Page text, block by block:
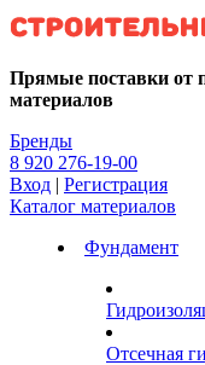
Kg
Прямые поставки от
материалов
Бренды
8 920 276-19-00
Вход | Регистрация
Каталог материалов
Фундамент
Отсечная